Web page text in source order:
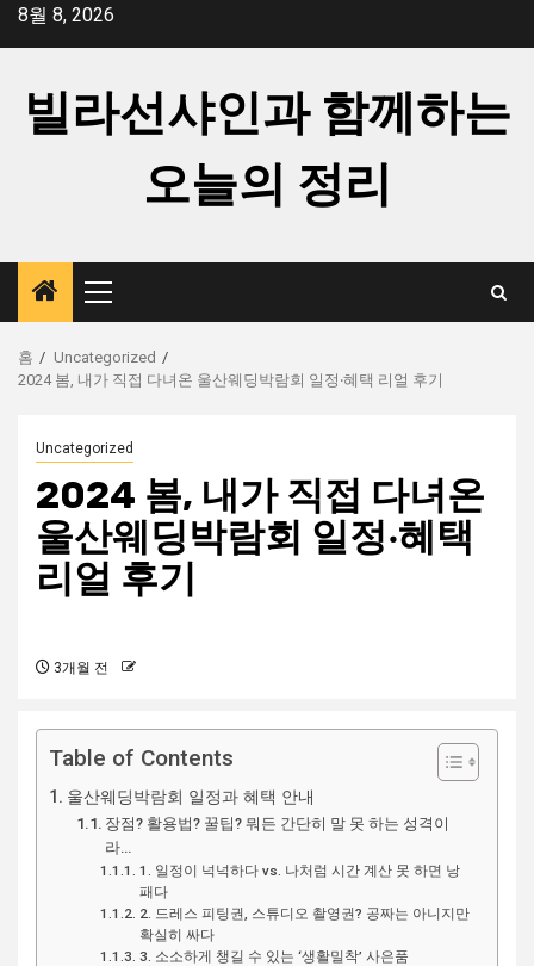
8월 8, 2026
빌라선샤인과 함께하는
오늘의 정리
주
메
홈
Uncategorized
2024 봄, 내가 직접 다녀온 울산웨딩박람회 일정‧혜택 리얼 후기
Uncategorized
2024 봄, 내가 직접 다녀온
울산웨딩박람회 일정‧혜택
리얼 후기
3개월 전
Table of Contents
울산웨딩박람회 일정과 혜택 안내
장점? 활용법? 꿀팁? 뭐든 간단히 말 못 하는 성격이
라…
1. 일정이 넉넉하다 vs. 나처럼 시간 계산 못 하면 낭
패다
2. 드레스 피팅권, 스튜디오 촬영권? 공짜는 아니지만
확실히 싸다
3. 소소하게 챙길 수 있는 ‘생활밀착’ 사은품